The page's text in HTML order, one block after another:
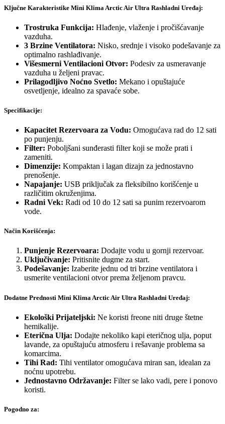
Ključne Karakteristike Mini Klima Arctic Air Ultra Rashladni Uređaj:
Trostruka Funkcija: Hlađenje, vlaženje i pročišćavanje
vazduha.
3 Brzine Ventilatora: Nisko, srednje i visoko podešavanje za
optimalno rashlađivanje.
Višesmerni Ventilacioni Otvor: Podesiv za usmeravanje
vazduha u željeni pravac.
Prilagodljivo Noćno Svetlo: Mekano i opuštajuće
osvetljenje, idealno za spavaće sobe.
Specifikacije:
Kapacitet Rezervoara za Vodu: Omogućava rad do 12 sati
po punjenju.
Filter: Poboljšani sunđerasti filter koji se može prati i
zameniti.
Dimenzije: Kompaktan i lagan dizajn za jednostavno
prenošenje.
Napajanje: USB priključak za fleksibilno korišćenje u
različitim okruženjima.
Radni Vek: Radi od 10 do 12 sati sa punim rezervoarom
vode.
Način Korišćenja:
Punjenje Rezervoara: Dodajte vodu u gornji rezervoar.
Uključivanje: Pritisnite dugme za start.
Podešavanje: Izaberite jednu od tri brzine ventilatora i
usmerite ventilacioni otvor prema željenom pravcu.
Dodatne Prednosti Mini Klima Arctic Air Ultra Rashladni Uređaj:
Ekološki Prijateljski: Ne koristi freone niti druge štetne
hemikalije.
Eterična Ulja: Dodajte nekoliko kapi eteričnog ulja, poput
lavande, za opuštajuću atmosferu i rešavanje problema sa
komarcima.
Tihi Rad: Tihi ventilator omogućava miran san, idealan za
noćnu upotrebu.
Jednostavno Održavanje: Filter se lako vadi, pere i ponovo
koristi.
Pogodno za: